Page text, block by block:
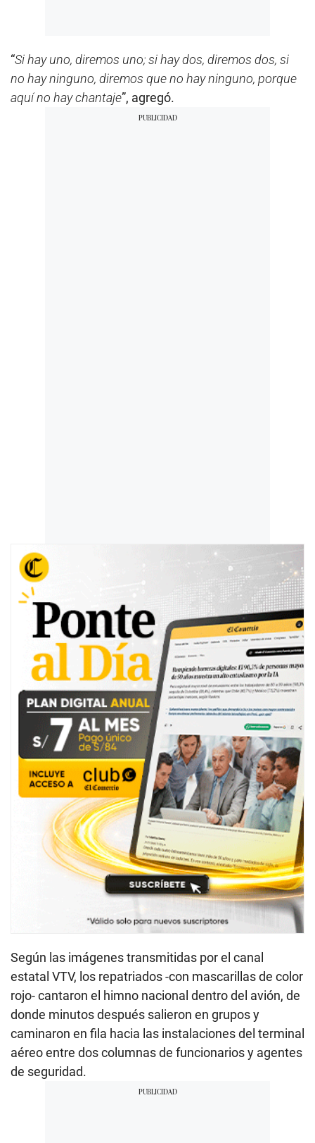
“Si hay uno, diremos uno; si hay dos, diremos dos, si
no hay ninguno, diremos que no hay ninguno, porque
aquí no hay chantaje”, agregó.
Según las imágenes transmitidas por el canal
estatal VTV, los repatriados -con mascarillas de color
rojo- cantaron el himno nacional dentro del avión, de
donde minutos después salieron en grupos y
caminaron en fila hacia las instalaciones del terminal
aéreo entre dos columnas de funcionarios y agentes
de seguridad.